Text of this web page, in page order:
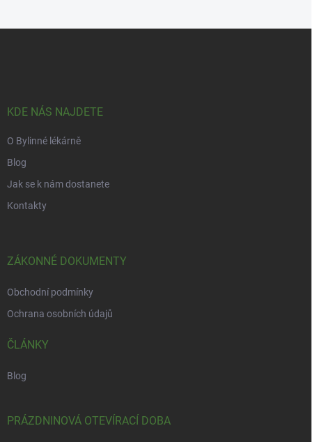
KDE NÁS NAJDETE
O Bylinné lékárně
Blog
Jak se k nám dostanete
Kontakty
ZÁKONNÉ DOKUMENTY
Obchodní podmínky
Ochrana osobních údajů
ČLÁNKY
Blog
PRÁZDNINOVÁ OTEVÍRACÍ DOBA